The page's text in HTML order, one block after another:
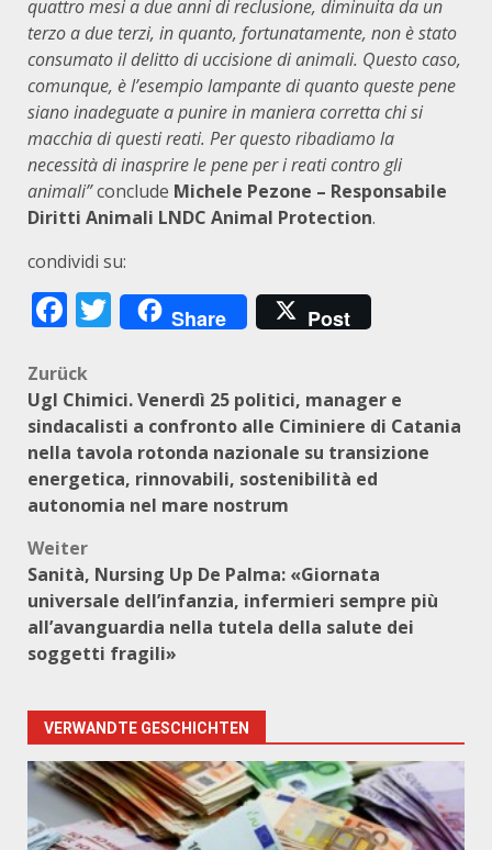
quattro mesi a due anni di reclusione, diminuita da un
terzo a due terzi, in quanto, fortunatamente, non è stato
consumato il delitto di uccisione di animali. Questo caso,
comunque, è l’esempio lampante di quanto queste pene
siano inadeguate a punire in maniera corretta chi si
macchia di questi reati. Per questo ribadiamo la
necessità di inasprire le pene per i reati contro gli
animali”conclude Michele Pezone – Responsabile
Diritti Animali LNDC Animal Protection.
condividi su:
Facebook
Twitter
Share Post
Beitragsnavigation
Zurück
Ugl Chimici. Venerdì 25 politici, manager e
sindacalisti a confronto alle Ciminiere di Catania
nella tavola rotonda nazionale su transizione
energetica, rinnovabili, sostenibilità ed
autonomia nel mare nostrum
Weiter
Sanità, Nursing Up De Palma: «Giornata
universale dell’infanzia, infermieri sempre più
all’avanguardia nella tutela della salute dei
soggetti fragili»
VERWANDTE GESCHICHTEN